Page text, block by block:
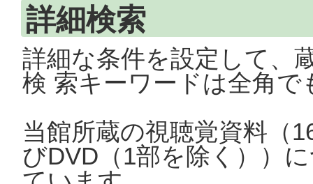
詳細検索
詳細な条件を設定して、
検 索キーワードは全角
当館所蔵の視聴覚資料（
びDVD（1部を除く））